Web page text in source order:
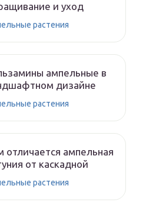
и уход
растения
ампельные в
дизайне
растения
отличается ампельная
от каскадной
растения